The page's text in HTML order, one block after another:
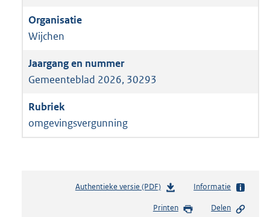
Wijchen
Gemeenteblad 2026, 30293
omgevingsvergunning
Authentieke versie (PDF)b
s
Informatie
Printen Delen